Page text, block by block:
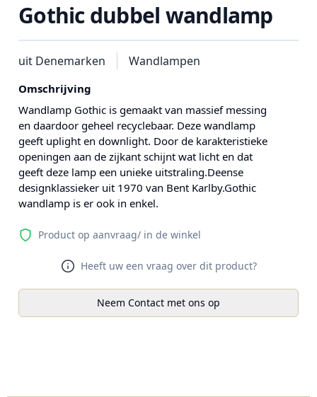
Gothic dubbel wandlamp
uit Denemarken Wandlampen
Omschrijving
Wandlamp Gothic is gemaakt van massief messing
en daardoor geheel recyclebaar. Deze wandlamp
geeft uplight en downlight. Door de karakteristieke
openingen aan de zijkant schijnt wat licht en dat
geeft deze lamp een unieke uitstraling.Deense
designklassieker uit 1970 van Bent Karlby.Gothic
wandlamp is er ook in enkel.
Product op aanvraag/ in de winkel
Heeft uw een vraag over dit product?
Neem Contact met ons op